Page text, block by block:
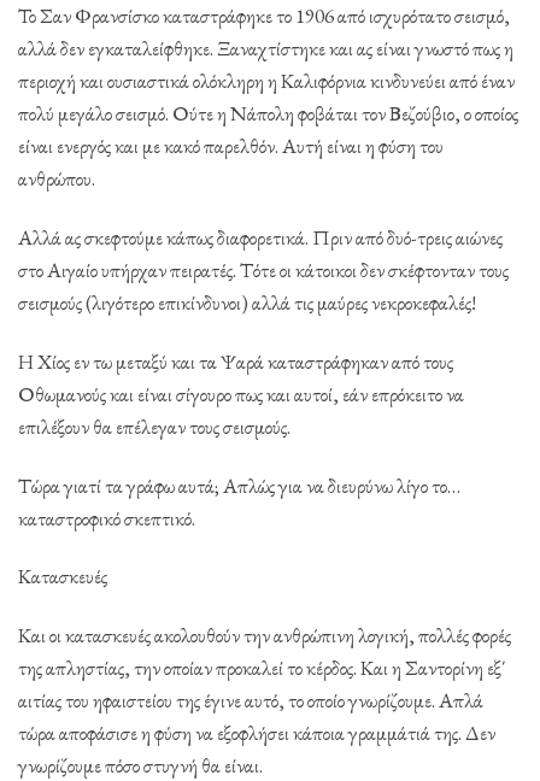
Το Σαν Φρανσίσκο καταστράφηκε το 1906 από ισχυρότατο σεισμό,
αλλά δεν εγκαταλείφθηκε. Ξαναχτίστηκε και ας είναι γνωστό πως η
περιοχή και ουσιαστικά ολόκληρη η Καλιφόρνια κινδυνεύει από έναν
πολύ μεγάλο σεισμό. Ούτε η Νάπολη φοβάται τον Βεζούβιο, ο οποίος
είναι ενεργός και με κακό παρελθόν. Αυτή είναι η φύση του
ανθρώπου.
Αλλά ας σκεφτούμε κάπως διαφορετικά. Πριν από δυό-τρεις αιώνες
στο Αιγαίο υπήρχαν πειρατές. Τότε οι κάτοικοι δεν σκέφτονταν τους
σεισμούς (λιγότερο επικίνδυνοι) αλλά τις μαύρες νεκροκεφαλές!
Η Χίος εν τω μεταξύ και τα Ψαρά καταστράφηκαν από τους
Οθωμανούς και είναι σίγουρο πως και αυτοί, εάν επρόκειτο να
επιλέξουν θα επέλεγαν τους σεισμούς.
Τώρα γιατί τα γράφω αυτά; Απλώς για να διευρύνω λίγο το…
καταστροφικό σκεπτικό.
Κατασκευές
Και οι κατασκευές ακολουθούν την ανθρώπινη λογική, πολλές φορές
της απληστίας, την οποίαν προκαλεί το κέρδος. Και η Σαντορίνη εξ΄
αιτίας του ηφαιστείου της έγινε αυτό, το οποίο γνωρίζουμε. Απλά
τώρα αποφάσισε η φύση να εξοφλήσει κάποια γραμμάτιά της. Δεν
γνωρίζουμε πόσο στυγνή θα είναι.